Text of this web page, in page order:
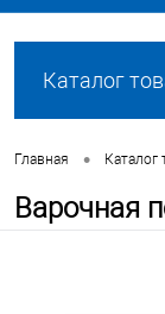
Каталог
Главная • Каталог
Варочная